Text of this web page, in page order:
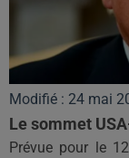
Modifié : 24 mai
Le sommet
Prévue pour le